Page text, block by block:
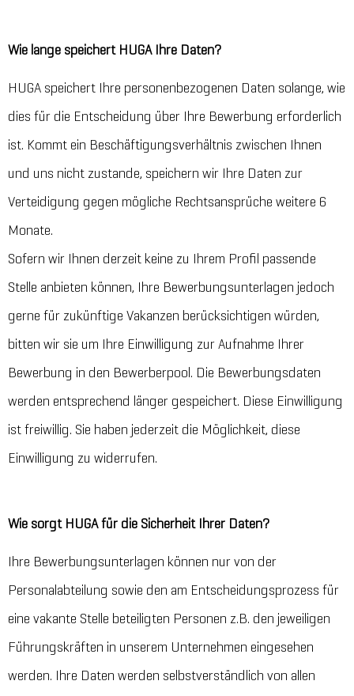
Wie lange speichert HUGA Ihre Daten?
HUGA speichert Ihre personenbezogenen Daten solange, wie
dies für die Entscheidung über Ihre Bewerbung erforderlich
ist. Kommt ein Beschäftigungsverhältnis zwischen Ihnen
und uns nicht zustande, speichern wir Ihre Daten zur
Verteidigung gegen mögliche Rechtsansprüche weitere 6
Monate.
Sofern wir Ihnen derzeit keine zu Ihrem Profil passende
Stelle anbieten können, Ihre Bewerbungsunterlagen jedoch
gerne für zukünftige Vakanzen berücksichtigen würden,
bitten wir sie um Ihre Einwilligung zur Aufnahme Ihrer
Bewerbung in den Bewerberpool. Die Bewerbungsdaten
werden entsprechend länger gespeichert. Diese Einwilligung
ist freiwillig. Sie haben jederzeit die Möglichkeit, diese
Einwilligung zu widerrufen.
Wie sorgt HUGA für die Sicherheit Ihrer Daten?
Ihre Bewerbungsunterlagen können nur von der
Personalabteilung sowie den am Entscheidungsprozess für
eine vakante Stelle beteiligten Personen z.B. den jeweiligen
Führungskräften in unserem Unternehmen eingesehen
werden. Ihre Daten werden selbstverständlich von allen